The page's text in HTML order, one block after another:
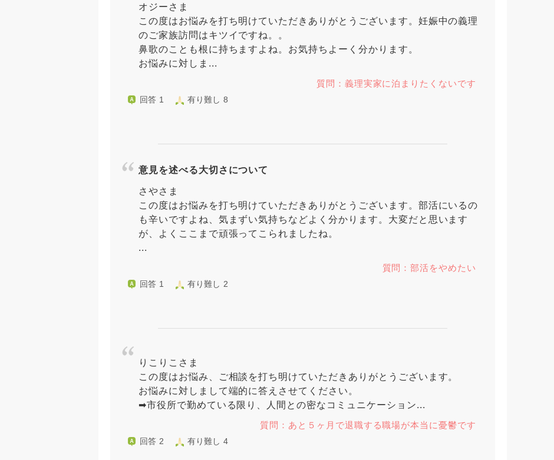
オジーさま
この度はお悩みを打ち明けていただきありがとうございます。妊娠中の義理
のご家族訪問はキツイですね。。
鼻歌のことも根に持ちますよね。お気持ちよーく分かります。
お悩みに対しま...
質問：義理実家に泊まりたくないです
回答 1 有り難し 8
意見を述べる大切さについて
さやさま
この度はお悩みを打ち明けていただきありがとうございます。部活にいるの
も辛いですよね、気まずい気持ちなどよく分かります。大変だと思います
が、よくここまで頑張ってこられましたね。
...
質問：部活をやめたい
回答 1 有り難し 2
りこりこさま
この度はお悩み、ご相談を打ち明けていただきありがとうございます。
お悩みに対しまして端的に答えさせてください。
➡︎市役所で勤めている限り、人間との密なコミュニケーション...
質問：あと５ヶ月で退職する職場が本当に憂鬱です
回答 2 有り難し 4